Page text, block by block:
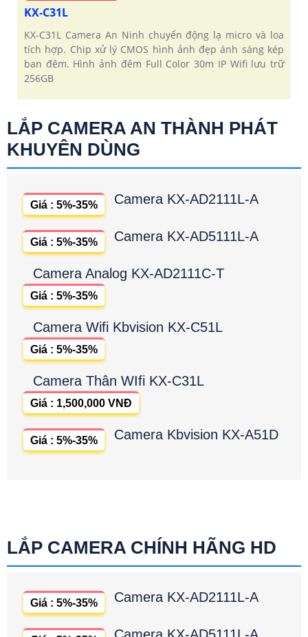
KX-C31L
KX-C31L Camera An Ninh chuyển động lạ micro và loa
tích hợp. Chip xử lý CMOS hình ảnh đẹp ánh sáng kép
ban đêm. Hình ảnh đêm Full Color 30m IP Wifi lưu trữ
256GB
LẮP CAMERA AN THÀNH PHÁT
KHUYÊN DÙNG
Camera KX-AD2111L-A
Giá : 5%-35%
Camera KX-AD5111L-A
Giá : 5%-35%
Camera Analog KX-AD2111C-T
Giá : 5%-35%
Camera Wifi Kbvision KX-C51L
Giá : 5%-35%
Camera Thân WIfi KX-C31L
Giá : 1,500,000 VNĐ
Camera Kbvision KX-A51D
Giá : 5%-35%
LẮP CAMERA CHÍNH HÃNG HD
Camera KX-AD2111L-A
Giá : 5%-35%